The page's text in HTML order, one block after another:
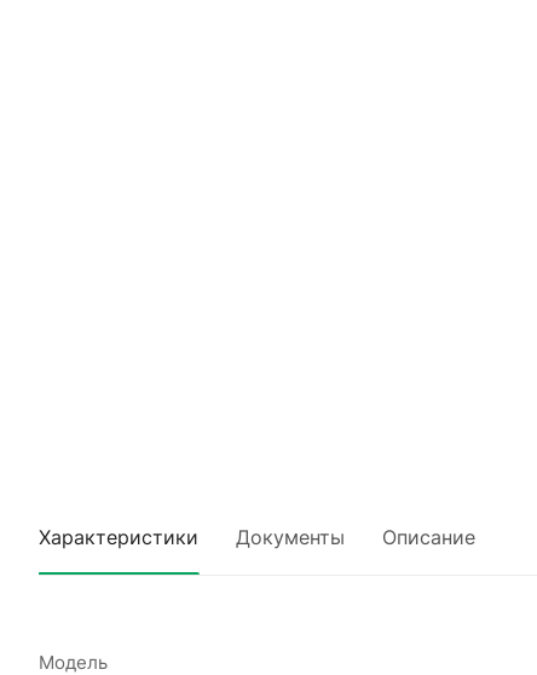
Характеристики Документы Описание
Модель